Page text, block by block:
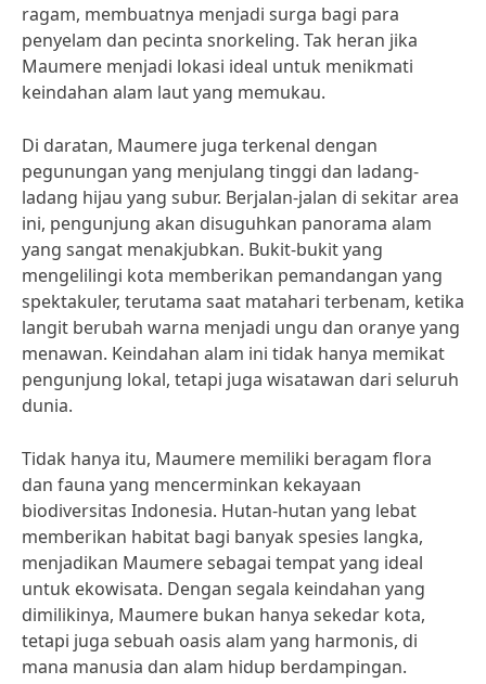
ragam, membuatnya menjadi surga bagi para
penyelam dan pecinta snorkeling. Tak heran jika
Maumere menjadi lokasi ideal untuk menikmati
keindahan alam laut yang memukau.
Di daratan, Maumere juga terkenal dengan
pegunungan yang menjulang tinggi dan ladang-
ladang hijau yang subur. Berjalan-jalan di sekitar area
ini, pengunjung akan disuguhkan panorama alam
yang sangat menakjubkan. Bukit-bukit yang
mengelilingi kota memberikan pemandangan yang
spektakuler, terutama saat matahari terbenam, ketika
langit berubah warna menjadi ungu dan oranye yang
menawan. Keindahan alam ini tidak hanya memikat
pengunjung lokal, tetapi juga wisatawan dari seluruh
dunia.
Tidak hanya itu, Maumere memiliki beragam flora
dan fauna yang mencerminkan kekayaan
biodiversitas Indonesia. Hutan-hutan yang lebat
memberikan habitat bagi banyak spesies langka,
menjadikan Maumere sebagai tempat yang ideal
untuk ekowisata. Dengan segala keindahan yang
dimilikinya, Maumere bukan hanya sekedar kota,
tetapi juga sebuah oasis alam yang harmonis, di
mana manusia dan alam hidup berdampingan.